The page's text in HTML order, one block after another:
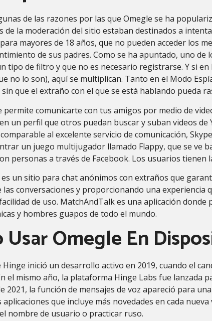
de las razones por las que Omegle se ha
de la moderación del sitio estaban destinados a
mayores de 18 años, que no pueden acceder los
de sus padres. Como se ha apuntado, uno
tipo de filtro y que no es necesario registrarse. Y si
no lo son), aquí se multiplican. Tanto en el Modo
sin que el extraño con el que se está hablando pueda
permite comunicarte con tus amigos por medio de
un perfil que otros puedan buscar y suban videos
al excelente servicio de comunicación,
un juego multijugador llamado Flappy, que se ve
personas a través de Facebook. Los usuarios
es un sitio para chat anónimos con extraños que
las conversaciones y proporcionando una experiencia
de uso. MatchAndTalk es una aplicación
y hombres guapos de todo el mundo.
Usar Omegle En
Hinge inició un desarrollo activo en 2019, cuando el
el mismo año, la plataforma Hinge Labs fue
2021, la función de mensajes de voz apareció para
aplicaciones que incluye más novedades en cada
nombre de usuario o practicar ruso.